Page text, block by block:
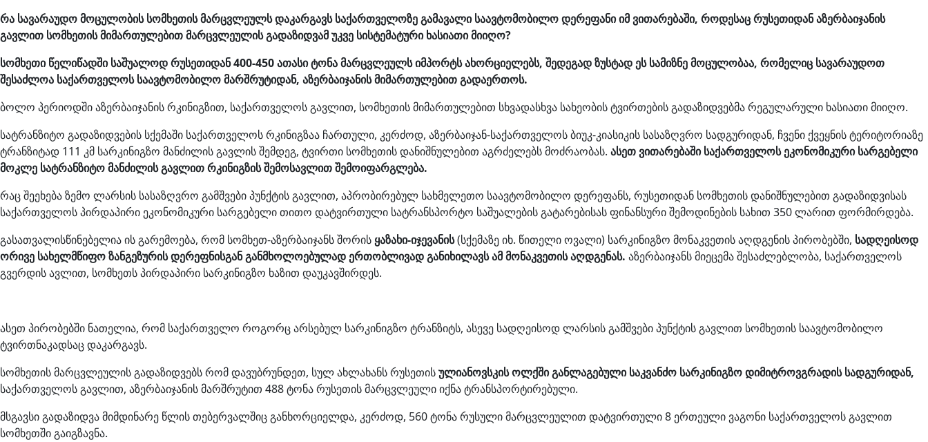
რა სავარაუდო მოცულობის სომხეთის მარცვლეულს დაკარგავს საქართველოზე გამავალი საავტომობილო დერეფანი იმ ვითარებაში, როდესაც რუსეთიდან აზერბაიჯანის
გავლით სომხეთის მიმართულებით მარცვლეულის გადაზიდვამ უკვე სისტემატური ხასიათი მიიღო?
სომხეთი წელიწადში საშუალოდ რუსეთიდან 400-450 ათასი ტონა მარცვლეულს იმპორტს ახორციელებს, შედეგად ზუსტად ეს სამიზნე მოცულობაა, რომელიც სავარაუდოთ
შესაძლოა საქართველოს საავტომობილო მარშრუტიდან, აზერბაიჯანის მიმართულებით გადაერთოს.
ბოლო პერიოდში აზერბაიჯანის რკინიგზით, საქართველოს გავლით, სომხეთის მიმართულებით სხვადასხვა სახეობის ტვირთების გადაზიდვებმა რეგულარული ხასიათი მიიღო.
სატრანზიტო გადაზიდვების სქემაში საქართველოს რკინიგზაა ჩართული, კერძოდ, აზერბაიჯან-საქართველოს ბიუკ-კიასიკის სასაზღვრო სადგურიდან, ჩვენი ქვეყნის ტერიტორიაზე
ტრანზიტად 111 კმ სარკინიგზო მანძილის გავლის შემდეგ, ტვირთი სომხეთის დანიშნულებით აგრძელებს მოძრაობას. ასეთ ვითარებაში საქართველოს ეკონომიკური სარგებელი
მოკლე სატრანზიტო მანძილის გავლით რკინიგზის შემოსავლით შემოიფარგლება.
რაც შეეხება ზემო ლარსის სასაზღვრო გამშვები პუნქტის გავლით, აპრობირებულ სახმელეთო საავტომობილო დერეფანს, რუსეთიდან სომხეთის დანიშნულებით გადაზიდვისას
საქართველოს პირდაპირი ეკონომიკური სარგებელი თითო დატვირთული სატრანსპორტო საშუალების გატარებისას ფინანსური შემოდინების სახით 350 ლარით ფორმირდება.
გასათვალისწინებელია ის გარემოება, რომ სომხეთ-აზერბაიჯანს შორისყაზახი-იჯევანის(სქემაზე იხ. წითელი ოვალი) სარკინიგზო მონაკვეთის აღდგენის პირობებში, სადღეისოდ
ორივე სახელმწიფო ზანგეზურის დერეფნისგან განმხოლოებულად ერთობლივად განიხილავს ამ მონაკვეთის აღდგენას. აზერბაიჯანს მიეცემა შესაძლებლობა, საქართველოს
გვერდის ავლით, სომხეთს პირდაპირი სარკინიგზო ხაზით დაუკავშირდეს.
ასეთ პირობებში ნათელია, რომ საქართველო როგორც არსებულ სარკინიგზო ტრანზიტს, ასევე სადღეისოდ ლარსის გამშვები პუნქტის გავლით სომხეთის საავტომობილო
ტვირთნაკადსაც დაკარგავს.
სომხეთის მარცვლეულის გადაზიდვებს რომ დავუბრუნდეთ, სულ ახლახანს რუსეთისულიანოვსკის ოლქში განლაგებული საკვანძო სარკინიგზო დიმიტროვგრადის სადგურიდან,
საქართველოს გავლით, აზერბაიჯანის მარშრუტით 488 ტონა რუსეთის მარცვლეული იქნა ტრანსპორტირებული.
მსგავსი გადაზიდვა მიმდინარე წლის თებერვალშიც განხორციელდა, კერძოდ, 560 ტონა რუსული მარცვლეულით დატვირთული 8 ერთეული ვაგონი საქართველოს გავლით
სომხეთში გაიგზავნა.